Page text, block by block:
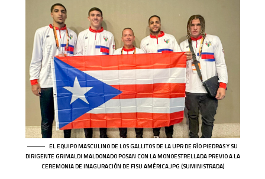
EL EQUIPO MASCULINO DE LOS GALLITOS DE LA UPR DE RÍO PIEDRAS Y SU
DIRIGENTE GRIMALDI MALDONADO POSAN CON LA MONOESTRELLADA PREVIO A LA
CEREMONIA DE INAGURACIÓN DE FISU AMÉRICA.JPG (SUMINISTRADA)